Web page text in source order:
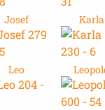
Josef Karla
Leo